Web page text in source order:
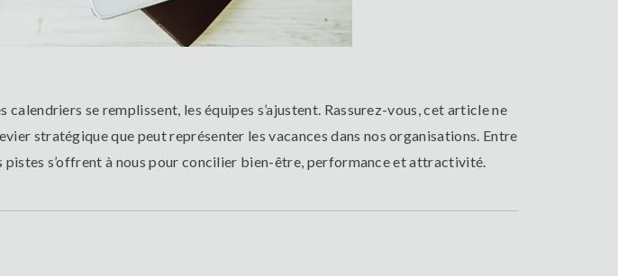
calendriers se remplissent, les équipes s’ajustent. Rassurez-vous, cet article ne
stratégique que peut représenter les vacances dans nos organisations. Entre
s’offrent à nous pour concilier bien-être, performance et attractivité.